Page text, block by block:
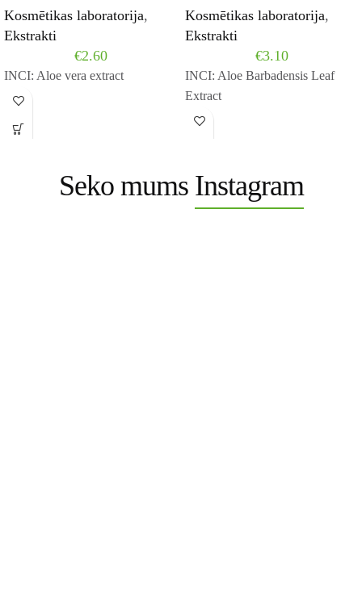
Kosmētikas laboratorija,
Ekstrakti
€2.60
INCI: Aloe vera extract
Kosmētikas laboratorija,
Ekstrakti
€3.10
INCI: Aloe Barbadensis Leaf
Extract
Seko mums Instagram